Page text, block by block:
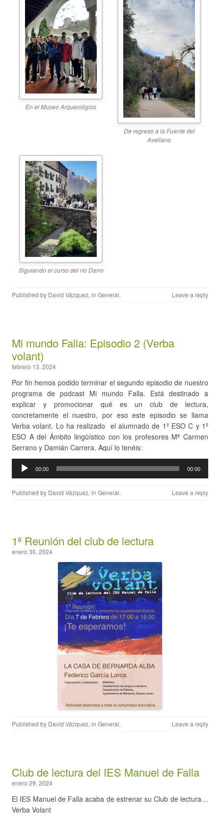
En el Museo Arqueológico
De regreso a la Fuente del
Avellano
Siguiendo el curso del río Darro
Published by David Vázquez, in General. Leave a reply
Mi mundo Falla: Episodio 2 (Verba
volant)
febrero 13, 2024
Por fin hemos podido terminar el segundo episodio de nuestro
programa de podcast Mi mundo Falla. Está destinado a
explicar y promocionar qué es un club de lectura,
concretamente el nuestro, por eso este episodio se llama
Verba volant. Lo ha realizado el alumnado de 1º ESO C y 1º
ESO A del Ámbito lingüístico con los profesores Mª Carmen
Serrano y Damián Carrera. Aquí lo tenéis:
Reproductor
00:00 00:00
Published by David Vázquez, in General. Leave a reply
1ª Reunión del club de lectura
enero 30, 2024
Published by David Vázquez, in General. Leave a reply
Club de lectura del IES Manuel de Falla
enero 29, 2024
El IES Manuel de Falla acaba de estrenar su Club de lectura…
Verba Volant